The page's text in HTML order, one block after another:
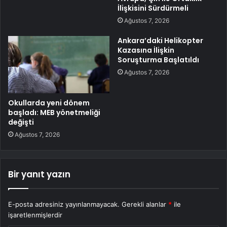
İlişkisini Sürdürmeli
Ağustos 7, 2026
Okullarda yeni dönem
başladı: MEB yönetmeliği
değişti
Ağustos 7, 2026
Ankara’daki Helikopter
Kazasına İlişkin
Soruşturma Başlatıldı
Ağustos 7, 2026
Bir yanıt yazın
E-posta adresiniz yayınlanmayacak. Gerekli alanlar * ile
işaretlenmişlerdir